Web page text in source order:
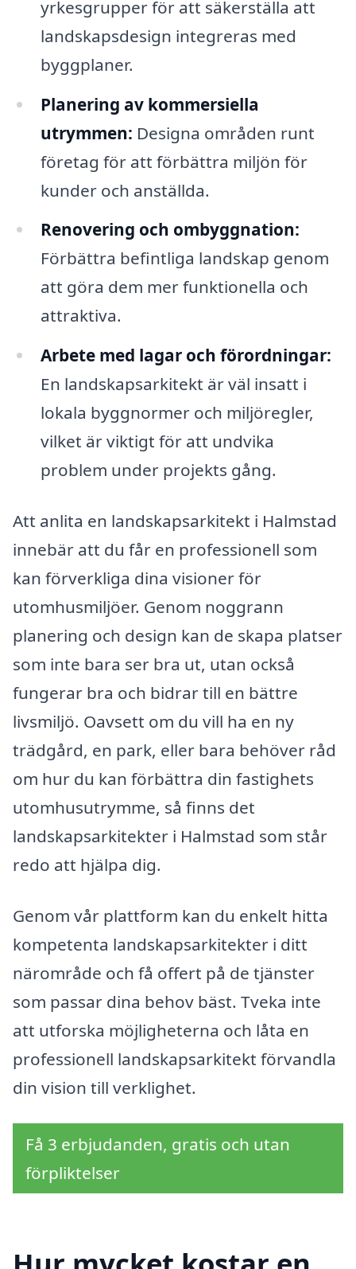
yrkesgrupper för att säkerställa att
landskapsdesign integreras med
byggplaner.
Planering av kommersiella
utrymmen: Designa områden runt
företag för att förbättra miljön för
kunder och anställda.
Renovering och ombyggnation:
Förbättra befintliga landskap genom
att göra dem mer funktionella och
attraktiva.
Arbete med lagar och förordningar:
En landskapsarkitekt är väl insatt i
lokala byggnormer och miljöregler,
vilket är viktigt för att undvika
problem under projekts gång.
Att anlita en landskapsarkitekt i Halmstad
innebär att du får en professionell som
kan förverkliga dina visioner för
utomhusmiljöer. Genom noggrann
planering och design kan de skapa platser
som inte bara ser bra ut, utan också
fungerar bra och bidrar till en bättre
livsmiljö. Oavsett om du vill ha en ny
trädgård, en park, eller bara behöver råd
om hur du kan förbättra din fastighets
utomhusutrymme, så finns det
landskapsarkitekter i Halmstad som står
redo att hjälpa dig.
Genom vår plattform kan du enkelt hitta
kompetenta landskapsarkitekter i ditt
närområde och få offert på de tjänster
som passar dina behov bäst. Tveka inte
att utforska möjligheterna och låta en
professionell landskapsarkitekt förvandla
din vision till verklighet.
Få 3 erbjudanden, gratis och utan
förpliktelser